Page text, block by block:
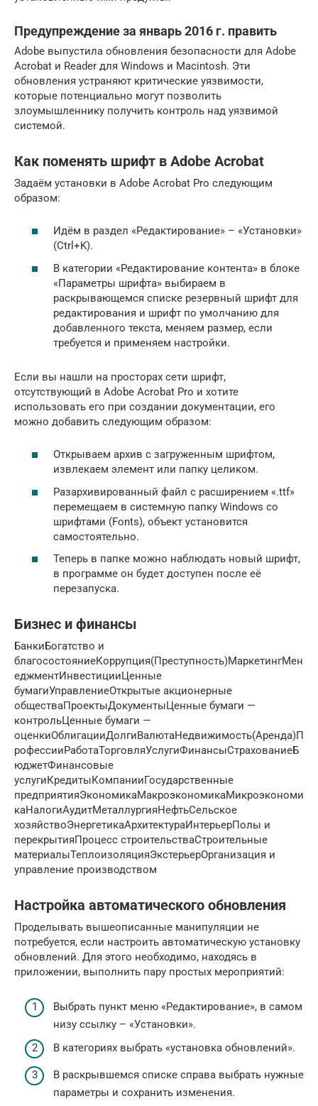
Предупреждение за январь 2016 г. править
Adobe выпустила обновления безопасности для Adobe
Acrobat и Reader для Windows и Macintosh. Эти
обновления устраняют критические уязвимости,
которые потенциально могут позволить
злоумышленнику получить контроль над уязвимой
системой.
Как поменять шрифт в Adobe Acrobat
Задаём установки в Adobe Acrobat Pro следующим
образом:
Идём в раздел «Редактирование» – «Установки»
(Ctrl+K).
В категории «Редактирование контента» в блоке
«Параметры шрифта» выбираем в
раскрывающемся списке резервный шрифт для
редактирования и шрифт по умолчанию для
добавленного текста, меняем размер, если
требуется и применяем настройки.
Если вы нашли на просторах сети шрифт,
отсутствующий в Adobe Acrobat Pro и хотите
использовать его при создании документации, его
можно добавить следующим образом:
Открываем архив с загруженным шрифтом,
извлекаем элемент или папку целиком.
Разархивированный файл с расширением «.ttf»
перемещаем в системную папку Windows со
шрифтами (Fonts), объект установится
самостоятельно.
Теперь в папке можно наблюдать новый шрифт,
в программе он будет доступен после её
перезапуска.
Бизнес и финансы
БанкиБогатство и
благосостояниеКоррупция(Преступность)МаркетингМен
еджментИнвестицииЦенные
бумагиУправлениеОткрытые акционерные
обществаПроектыДокументыЦенные бумаги —
контрольЦенные бумаги —
оценкиОблигацииДолгиВалютаНедвижимость(Аренда)П
рофессииРаботаТорговляУслугиФинансыСтрахованиеБ
юджетФинансовые
услугиКредитыКомпанииГосударственные
предприятияЭкономикаМакроэкономикаМикроэкономи
каНалогиАудитМеталлургияНефтьСельское
хозяйствоЭнергетикаАрхитектураИнтерьерПолы и
перекрытияПроцесс строительстваСтроительные
материалыТеплоизоляцияЭкстерьерОрганизация и
управление производством
Настройка автоматического обновления
Проделывать вышеописанные манипуляции не
потребуется, если настроить автоматическую установку
обновлений. Для этого необходимо, находясь в
приложении, выполнить пару простых мероприятий:
Выбрать пункт меню «Редактирование», в самом
низу ссылку – «Установки».
В категориях выбрать «установка обновлений».
В раскрывшемся списке справа выбрать нужные
параметры и сохранить изменения.